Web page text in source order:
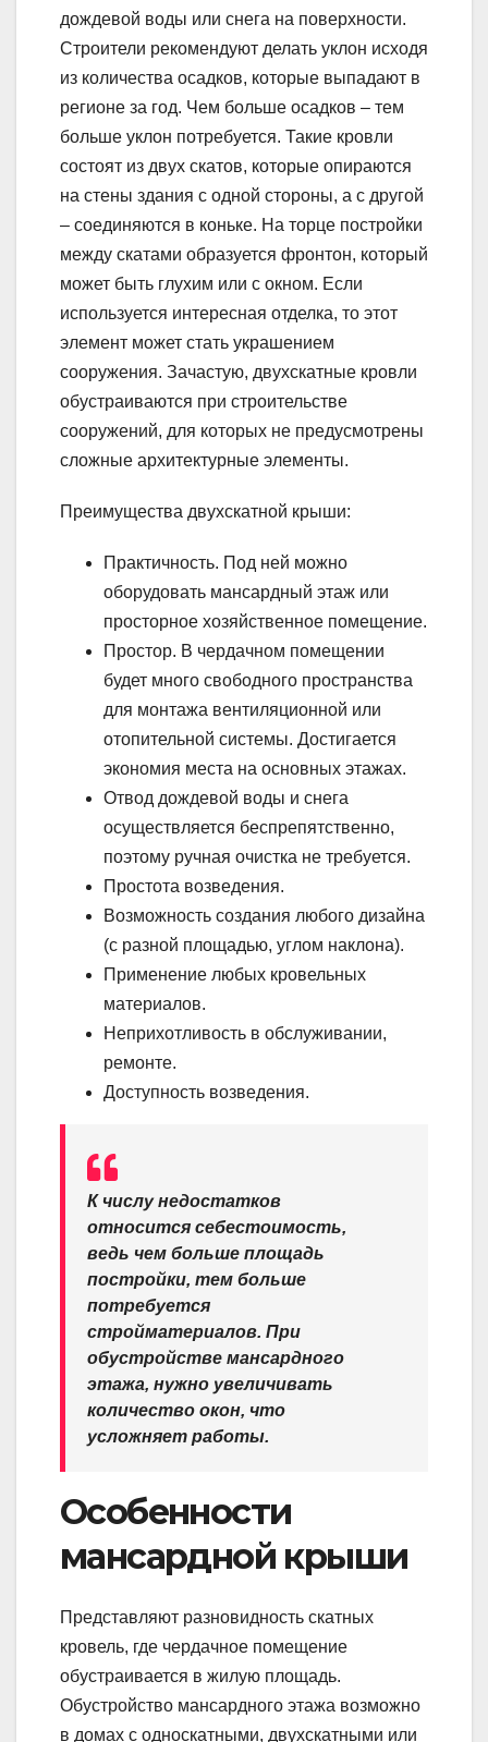
дождевой воды или снега на поверхности.
Строители рекомендуют делать уклон исходя
из количества осадков, которые выпадают в
регионе за год. Чем больше осадков – тем
больше уклон потребуется. Такие кровли
состоят из двух скатов, которые опираются
на стены здания с одной стороны, а с другой
– соединяются в коньке. На торце постройки
между скатами образуется фронтон, который
может быть глухим или с окном. Если
используется интересная отделка, то этот
элемент может стать украшением
сооружения. Зачастую, двухскатные кровли
обустраиваются при строительстве
сооружений, для которых не предусмотрены
сложные архитектурные элементы.
Преимущества двухскатной крыши:
Практичность. Под ней можно
оборудовать мансардный этаж или
просторное хозяйственное помещение.
Простор. В чердачном помещении
будет много свободного пространства
для монтажа вентиляционной или
отопительной системы. Достигается
экономия места на основных этажах.
Отвод дождевой воды и снега
осуществляется беспрепятственно,
поэтому ручная очистка не требуется.
Простота возведения.
Возможность создания любого дизайна
(с разной площадью, углом наклона).
Применение любых кровельных
материалов.
Неприхотливость в обслуживании,
ремонте.
Доступность возведения.
К числу недостатков
относится себестоимость,
ведь чем больше площадь
постройки, тем больше
потребуется
стройматериалов. При
обустройстве мансардного
этажа, нужно увеличивать
количество окон, что
усложняет работы.
Особенности
мансардной крыши
Представляют разновидность скатных
кровель, где чердачное помещение
обустраивается в жилую площадь.
Обустройство мансардного этажа возможно
в домах с односкатными, двухскатными или